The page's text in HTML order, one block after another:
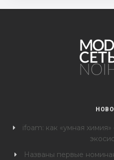
ifoam: как «умная
Названы первые